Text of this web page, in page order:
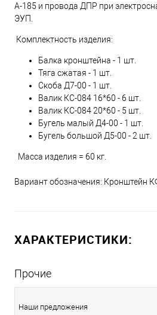
А-185 и провода ДПР при
ЭУП.
Комплектность изделия:
Балка кронштейна - 1 шт.
Тяга сжатая - 1 шт.
Скоба Д7-00 - 1 шт.
Валик КС-084 16*60 - 6 шт.
Валик КС-084 20*60 - 5 шт.
Бугель малый Д4-00 - 1 шт.
Бугель большой Д5-00 - 2 шт.
Масса изделия = 60 кг.
Вариант обозначения: Кронштейн
ХАРАКТЕРИСТИКИ:
Прочие
Наши предложения